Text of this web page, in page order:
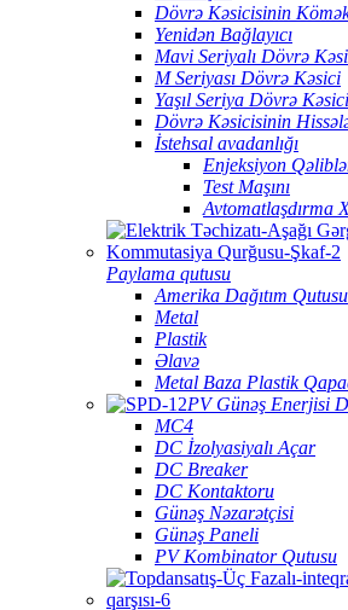
Dövrə Kəsicisinin
Yenidən Bağlayıcı
Mavi Seriyalı Dövrə
M Seriyası Dövrə Kəsici
Yaşıl Seriya Dövrə
Dövrə Kəsicisinin
İstehsal avadanlığı
Enjeksiyon
Test Maşını
Avtomatlaşdırma
Paylama qutusu
Amerika Dağıtım Qutusu
Metal
Plastik
Əlavə
Metal Baza Plastik
PV Günəş Enerjisi
MC4
DC İzolyasiyalı Açar
DC Breaker
DC Kontaktoru
Günəş Nəzarətçisi
Günəş Paneli
PV Kombinator Qutusu